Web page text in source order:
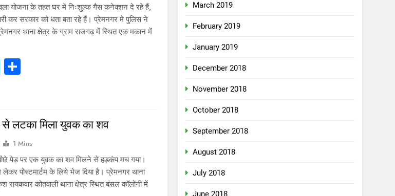
योजना के तहत घर मे निःशुल्क गैस कनेक्शन दे रहे हैं,
कर सरकार को धता बता रहे हैं। प्रेमनगर मे पुलिस ने
थाना क्षेत्र के ग्राम राजगढ़ में स्थित एक मकान में
Telegram
से लटका मिला युवक का शव
1 Mins
पेड़ पर एक युवक का शव मिलने से हड़कंप मच गया।
पोस्टमार्टम के लिये भेज दिया है। प्रेमनगर थाना
रायकवार कोतवाली थाना क्षेत्र स्थित बंसल कॉलोनी में
March 2019
February 2019
January 2019
December 2018
November 2018
October 2018
September 2018
August 2018
July 2018
June 2018